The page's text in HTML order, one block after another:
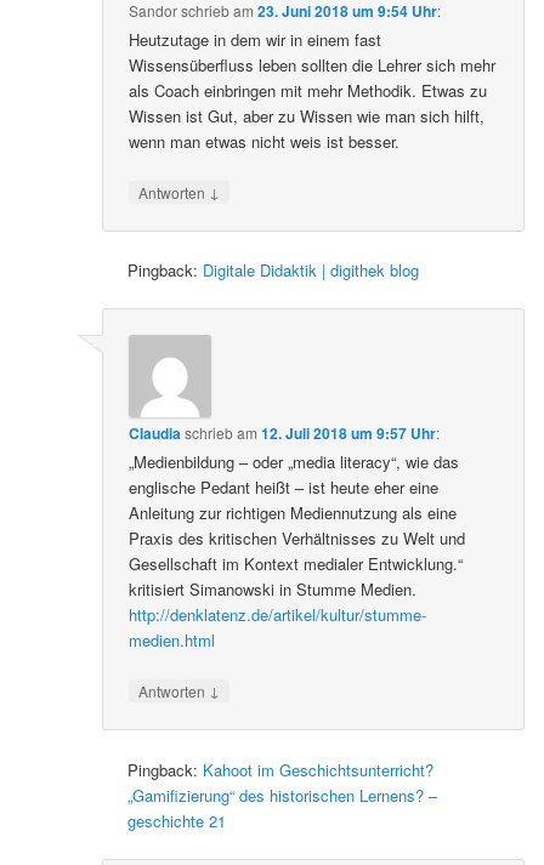
Sandorschriebam23. Juni 2018 um 9:54 Uhr:
Heutzutage in dem wir in einem fast
Wissensüberfluss leben sollten die Lehrer sich mehr
als Coach einbringen mit mehr Methodik. Etwas zu
Wissen ist Gut, aber zu Wissen wie man sich hilft,
wenn man etwas nicht weis ist besser.
Antworten ↓
Pingback: Digitale Didaktik | digithek blog
Claudiaschriebam12. Juli 2018 um 9:57 Uhr:
„Medienbildung – oder „media literacy“, wie das
englische Pedant heißt – ist heute eher eine
Anleitung zur richtigen Mediennutzung als eine
Praxis des kritischen Verhältnisses zu Welt und
Gesellschaft im Kontext medialer Entwicklung.“
kritisiert Simanowski in Stumme Medien.
http://denklatenz.de/artikel/kultur/stumme-
medien.html
Antworten ↓
Pingback: Kahoot im Geschichtsunterricht?
„Gamifizierung“ des historischen Lernens? –
geschichte 21